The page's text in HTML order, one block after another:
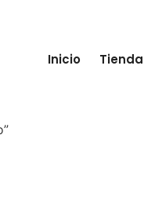
Inicio Tienda